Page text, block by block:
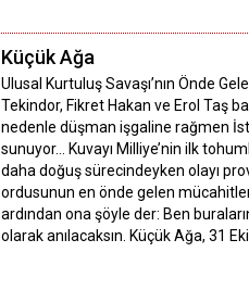
Küçük Ağa
Ulusal Kurtuluş Savaşı’nın Önde
Tekindor, Fikret Hakan ve Erol Taş
nedenle düşman işgaline rağmen
sunuyor… Kuvayı Milliye’nin ilk
daha doğuş sürecindeyken olayı
ordusunun en önde gelen
ardından ona şöyle der: Ben
olarak anılacaksın. Küçük Ağa, 31